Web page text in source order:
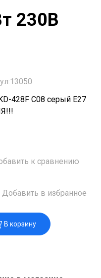
230В
428F C08 серый E27
к сравнению
Добавить в избранное
В корзину